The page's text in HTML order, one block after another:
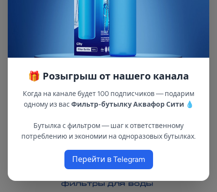
механических примесей размером более 10
мкм. Применяется на втором этапе очистки,
после механической, для улучшения
химического состава воды и её вкусовых
качеств. Картридж Нептун CTO-10SL
карбонблок . Устанавливается в колбу
🎁 Розыгрыш от нашего канала
Когда на канале будет 100 подписчиков — подарим
одному из вас Фильтр-бутылку Аквафор Сити 💧
Бутылка с фильтром — шаг к ответственному
потреблению и экономии на одноразовых бутылках.
Перейти в Telegram